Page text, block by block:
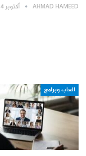
AHMAD HAMEED أكتوبر 24, 2020
العاب وبرامج